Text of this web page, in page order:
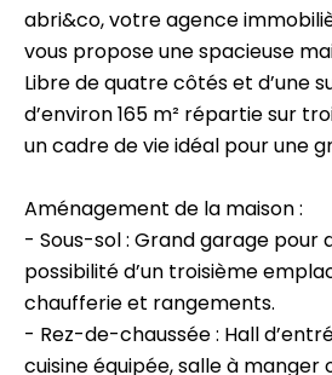
abri&co, votre agence
vous propose une spacieuse
Libre de quatre côtés et d’une
d’environ 165 m² répartie sur
un cadre de vie idéal pour une
Aménagement de la maison :
- Sous-sol : Grand garage pour
possibilité d’un troisième
chaufferie et rangements.
- Rez-de-chaussée : Hall
cuisine équipée, salle à manger